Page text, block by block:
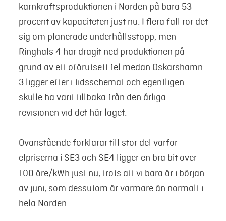
kärnkraftsproduktionen i Norden på bara 53
procent av kapaciteten just nu. I flera fall rör det
sig om planerade underhållsstopp, men
Ringhals 4 har dragit ned produktionen på
grund av ett oförutsett fel medan Oskarshamn
3 ligger efter i tidsschemat och egentligen
skulle ha varit tillbaka från den årliga
revisionen vid det här laget.
Ovanstående förklarar till stor del varför
elpriserna i SE3 och SE4 ligger en bra bit över
100 öre/kWh just nu, trots att vi bara är i början
av juni, som dessutom är varmare än normalt i
hela Norden.